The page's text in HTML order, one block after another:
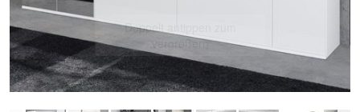
Doppelt antippen zum
vergrößern